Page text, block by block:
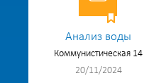
Анализ воды
Коммунистическая 14
20/11/2024